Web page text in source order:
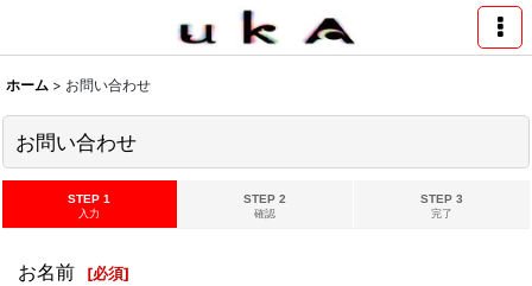
ホーム > お問い合わせ
お問い合わせ
STEP 1
入力
STEP 2
確認
STEP 3
完了
お名前 [必須]